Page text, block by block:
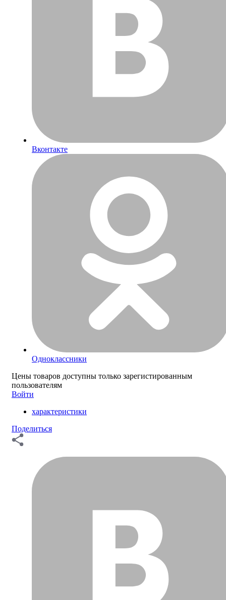
Вконтакте
Одноклассники
Цены товаров доступны только зарегистированным
пользователям
Войти
характеристики
Поделиться